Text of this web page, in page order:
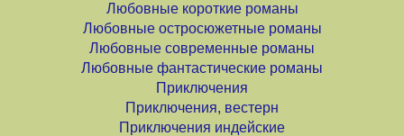
Любовные короткие романы
Любовные остросюжетные романы
Любовные современные романы
Любовные фантастические романы
Приключения
Приключения, вестерн
Приключения индейские